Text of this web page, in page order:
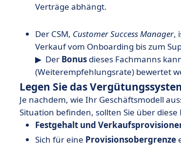
Verträge abhängt.
Der CSM, Customer Success Manager,
Verkauf vom Onboarding bis zum
▶ ️ Der Bonus dieses Fachmanns
(Weiterempfehlungsrate) bewertet
Legen Sie das
Je nachdem, wie Ihr Geschäftsmodell
Situation befinden, sollten Sie über
Festgehalt und
Sich für eine Provisionsobergrenze